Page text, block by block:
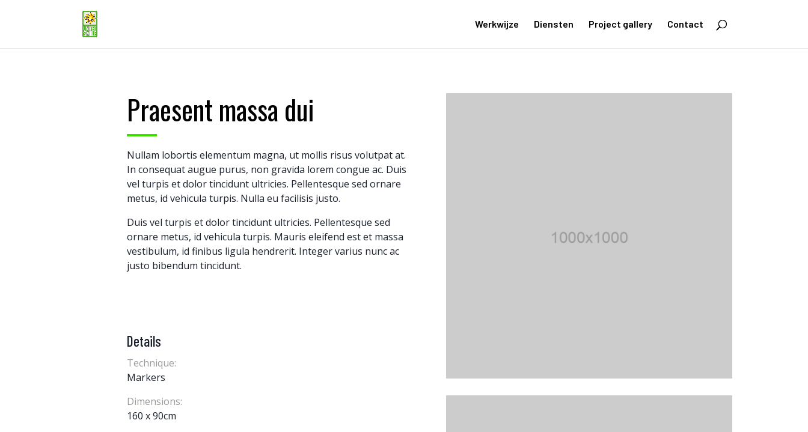
Werkwijze Diensten Project gallery Contact
Praesent massa dui
Nullam lobortis elementum magna, ut mollis risus volutpat at.
In consequat augue purus, non gravida lorem congue ac. Duis
vel turpis et dolor tincidunt ultricies. Pellentesque sed ornare
metus, id vehicula turpis. Nulla eu facilisis justo.
Duis vel turpis et dolor tincidunt ultricies. Pellentesque sed
ornare metus, id vehicula turpis. Mauris eleifend est et massa
vestibulum, id finibus ligula hendrerit. Integer varius nunc ac
justo bibendum tincidunt.
Details
Technique:
Markers
Dimensions:
160 x 90cm